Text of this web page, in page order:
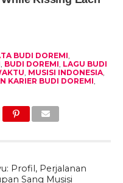
BUDI DOREMI
BUDI DOREMI LAGU BUDI
MUSISI INDONESIA,
KARIER BUDI DOREMI
Profil, Perjalanan
Sang Musisi